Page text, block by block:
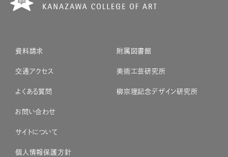
資料請求
交通アクセス
よくある質問
お問い合わせ
サイトについて
個人情報保護方針
附属図書館
美術工芸研究所
柳宗理記念デザイン研究所